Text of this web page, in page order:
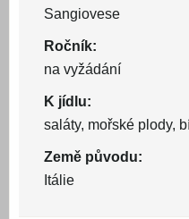
Sangiovese
Ročník:
na vyžádání
K jídlu:
saláty, mořské plody,
Země původu:
Itálie